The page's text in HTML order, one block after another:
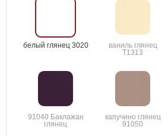
белый глянец 3020
ваниль глянец
T1313
91040 Баклажан
глянец
капучино глянец
91050